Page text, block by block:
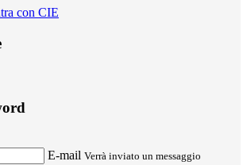
con CIE
E-mail Verrà inviato un messaggio